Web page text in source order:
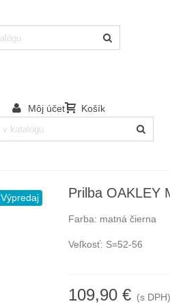
Môj účet Košík
Výpredaj Prilba OAKLEY
Farba: matná čierna
Veľkosť: S=52-56
109,90 € (s DPH)